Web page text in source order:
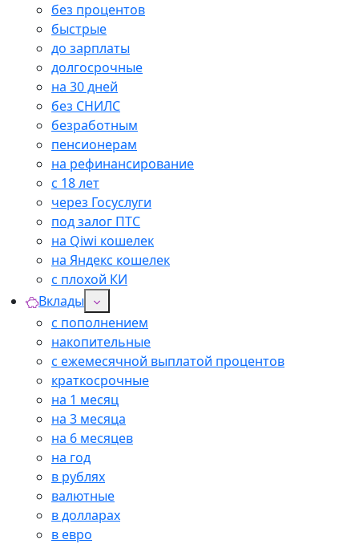
без процентов
быстрые
до зарплаты
долгосрочные
на 30 дней
без СНИЛС
безработным
пенсионерам
на рефинансирование
с 18 лет
через Госуслуги
под залог ПТС
на Qiwi кошелек
на Яндекс кошелек
с плохой КИ
Вклады
с пополнением
накопительные
с ежемесячной выплатой процентов
краткосрочные
на 1 месяц
на 3 месяца
на 6 месяцев
на год
в рублях
валютные
в долларах
в евро